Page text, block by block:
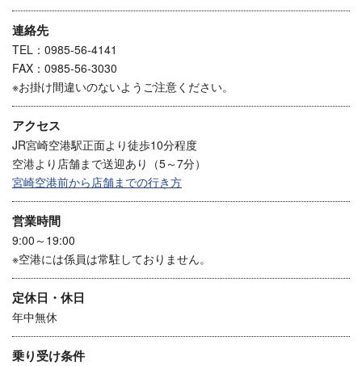
連絡先
TEL：0985-56-4141
FAX：0985-56-3030
※お掛け間違いのないようご注意ください。
アクセス
JR宮崎空港駅正面より徒歩10分程度
空港より店舗まで送迎あり（5～7分）
宮崎空港前から店舗までの行き方
営業時間
9:00～19:00
※空港には係員は常駐しておりません。
定休日・休日
年中無休
乗り受け条件